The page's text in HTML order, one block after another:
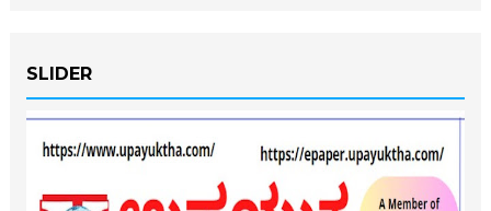
SLIDER